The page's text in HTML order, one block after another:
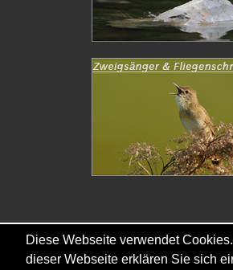
Copyright © - 2026 - Gordana &
Diese Webseite verwendet
dieser Webseite erklären Sie sich